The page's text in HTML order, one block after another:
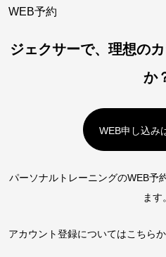
WEB予約
ジェクサーで、理想の
か
WEB申し込み
パーソナルトレーニングのWEB予
ます。
アカウント登録についてはこちら